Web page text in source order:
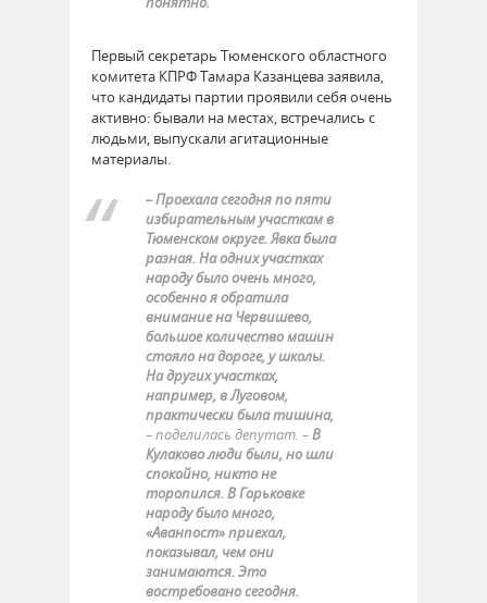
Первый секретарь Тюменского областного
комитета КПРФ Тамара Казанцева заявила,
что кандидаты партии проявили себя очень
активно: бывали на местах, встречались с
людьми, выпускали агитационные
материалы.
– Проехала сегодня по пяти
избирательным участкам в
Тюменском округе. Явка была
разная. На одних участках
народу было очень много,
особенно я обратила
внимание на Червишево,
большое количество машин
стояло на дороге, у школы.
На других участках,
например, в Луговом,
практически была тишина,
– поделилась депутат. –В
Кулаково люди были, но шли
спокойно, никто не
торопился. В Горьковке
народу было много,
«Аванпост» приехал,
показывал, чем они
занимаются. Это
востребовано сегодня.